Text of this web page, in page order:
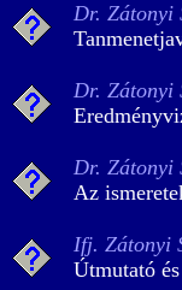
Dr. Zátonyi
Dr. Zátonyi
Dr. Zátonyi
Az
Ifj. Zátonyi
Útmutató